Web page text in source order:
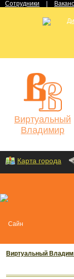
Сотрудники
Виртуальный
Владимир
Карта города
Виртуальный